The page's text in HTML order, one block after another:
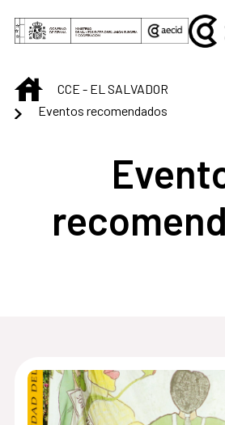
Saltar al contenido principal
INICIOCCE - EL SALVADOR
Eventos recomendados